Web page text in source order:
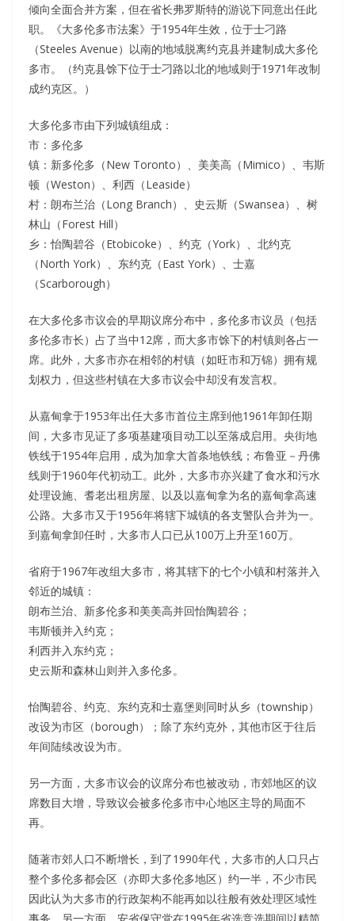
倾向全面合并方案，但在省长弗罗斯特的游说下同意出任此
职。《大多伦多市法案》于1954年生效，位于士刁路
（Steeles Avenue）以南的地域脱离约克县并建制成大多伦
多市。（约克县馀下位于士刁路以北的地域则于1971年改制
成约克区。）
大多伦多市由下列城镇组成：
市：多伦多
镇：新多伦多（New Toronto）、美美高（Mimico）、韦斯
顿（Weston）、利西（Leaside）
村：朗布兰治（Long Branch）、史云斯（Swansea）、树
林山（Forest Hill）
乡：怡陶碧谷（Etobicoke）、约克（York）、北约克
（North York）、东约克（East York）、士嘉
（Scarborough）
在大多伦多市议会的早期议席分布中，多伦多市议员（包括
多伦多市长）占了当中12席，而大多市馀下的村镇则各占一
席。此外，大多市亦在相邻的村镇（如旺市和万锦）拥有规
划权力，但这些村镇在大多市议会中却没有发言权。
从嘉甸拿于1953年出任大多市首位主席到他1961年卸任期
间，大多市见证了多项基建项目动工以至落成启用。央街地
铁线于1954年启用，成为加拿大首条地铁线；布鲁亚－丹佛
线则于1960年代初动工。此外，大多市亦兴建了食水和污水
处理设施、耆老出租房屋、以及以嘉甸拿为名的嘉甸拿高速
公路。大多市又于1956年将辖下城镇的各支警队合并为一。
到嘉甸拿卸任时，大多市人口已从100万上升至160万。
省府于1967年改组大多市，将其辖下的七个小镇和村落并入
邻近的城镇：
朗布兰治、新多伦多和美美高并回怡陶碧谷；
韦斯顿并入约克；
利西并入东约克；
史云斯和森林山则并入多伦多。
怡陶碧谷、约克、东约克和士嘉堡则同时从乡（township）
改设为市区（borough）；除了东约克外，其他市区于往后
年间陆续改设为市。
另一方面，大多市议会的议席分布也被改动，市郊地区的议
席数目大增，导致议会被多伦多市中心地区主导的局面不
再。
随著市郊人口不断增长，到了1990年代，大多市的人口只占
整个多伦多都会区（亦即大多伦多地区）约一半，不少市民
因此认为大多市的行政架构不能再如以往般有效处理区域性
事务。另一方面，安省保守党在1995年省选竞选期间以精简